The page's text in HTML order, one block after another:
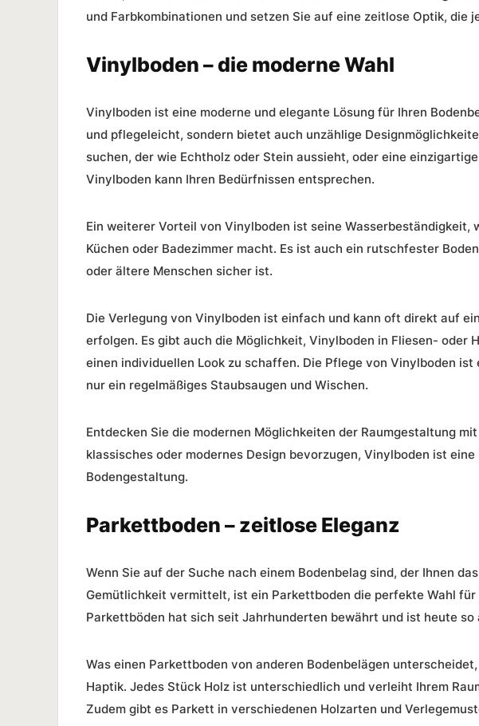
und Farbkombinationen und setzen Sie auf eine zeitlose Optik, die
Vinylboden – die moderne Wahl
Vinylboden ist eine moderne und elegante Lösung für Ihren
und pflegeleicht, sondern bietet auch unzählige
suchen, der wie Echtholz oder Stein aussieht, oder eine
Vinylboden kann Ihren Bedürfnissen entsprechen.
Ein weiterer Vorteil von Vinylboden ist seine Wasserbeständigkeit,
Küchen oder Badezimmer macht. Es ist auch ein rutschfester
oder ältere Menschen sicher ist.
Die Verlegung von Vinylboden ist einfach und kann oft direkt auf
erfolgen. Es gibt auch die Möglichkeit, Vinylboden in Fliesen- oder
einen individuellen Look zu schaffen. Die Pflege von Vinylboden
nur ein regelmäßiges Staubsaugen und Wischen.
Entdecken Sie die modernen Möglichkeiten der Raumgestaltung
klassisches oder modernes Design bevorzugen, Vinylboden ist
Bodengestaltung.
Parkettboden – zeitlose Eleganz
Wenn Sie auf der Suche nach einem Bodenbelag sind, der Ihnen
Gemütlichkeit vermittelt, ist ein Parkettboden die perfekte Wahl
Parkettböden hat sich seit Jahrhunderten bewährt und ist heute so
Was einen Parkettboden von anderen Bodenbelägen
Haptik. Jedes Stück Holz ist unterschiedlich und verleiht Ihrem
Zudem gibt es Parkett in verschiedenen Holzarten und